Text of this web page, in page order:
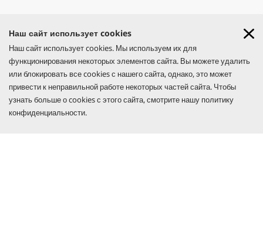
Наш сайт использует cookies
Наш сайт использует cookies. Мы используем их для
функционирования некоторых элементов сайта. Вы можете удалить
или блокировать все cookies с нашего сайта, однако, это может
привести к неправильной работе некоторых частей сайта. Чтобы
узнать больше о cookies с этого сайта, смотрите нашу политику
конфиденциальности.
Узнай больше
УЗНАЙ БОЛЬШЕ
Created with AI (artificial intelligence)
ПОЛЕЗНАЯ ИНФОРМАЦИЯ